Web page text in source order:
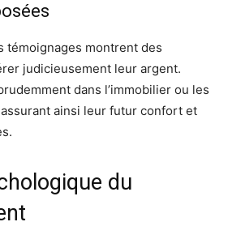
témoignages montrent des
judicieusement leur argent.
dans l’immobilier ou les
ainsi leur futur confort et
du